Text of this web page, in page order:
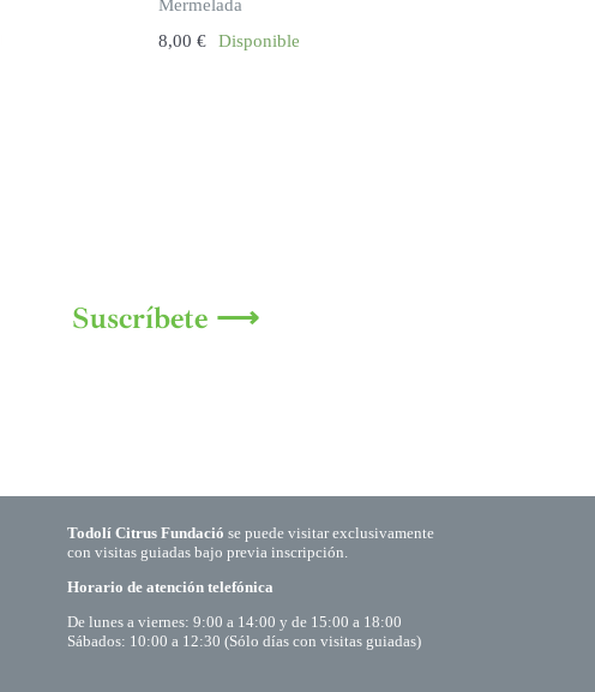
Mermelada
8,00 € Disponible
Suscríbete ⟶
Todolí Citrus Fundació se puede visitar exclusivamente
con visitas guiadas bajo previa inscripción.
Horario de atención telefónica
De lunes a viernes: 9:00 a 14:00 y de 15:00 a 18:00
Sábados: 10:00 a 12:30 (Sólo días con visitas guiadas)